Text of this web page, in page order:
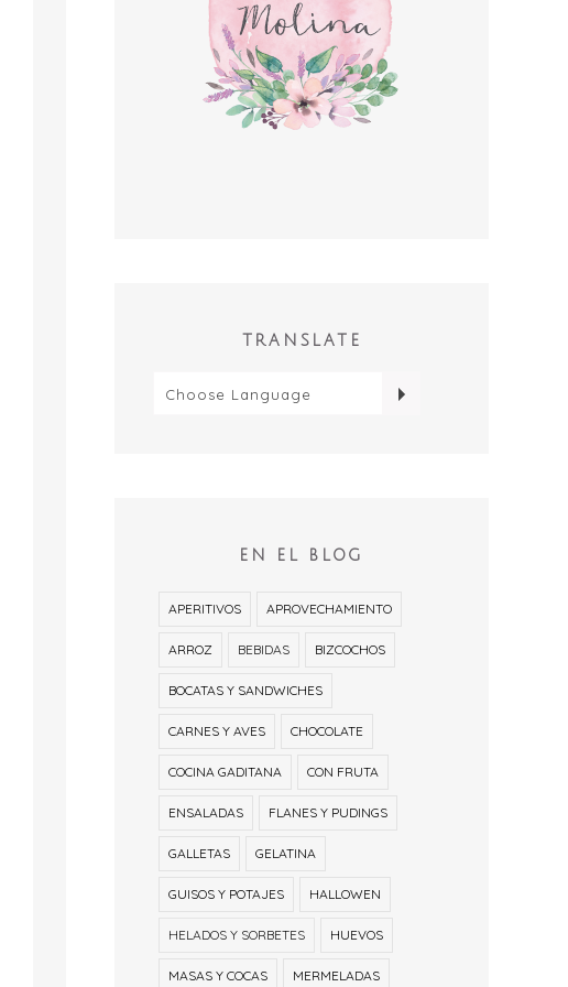
TRANSLATE
EN EL BLOG
APERITIVOS APROVECHAMIENTO
ARROZ BEBIDAS BIZCOCHOS
BOCATAS Y SANDWICHES
CARNES Y AVES CHOCOLATE
COCINA GADITANA CON FRUTA
ENSALADAS FLANES Y PUDINGS
GALLETAS GELATINA
GUISOS Y POTAJES HALLOWEN
HELADOS Y SORBETES HUEVOS
MASAS Y COCAS MERMELADAS